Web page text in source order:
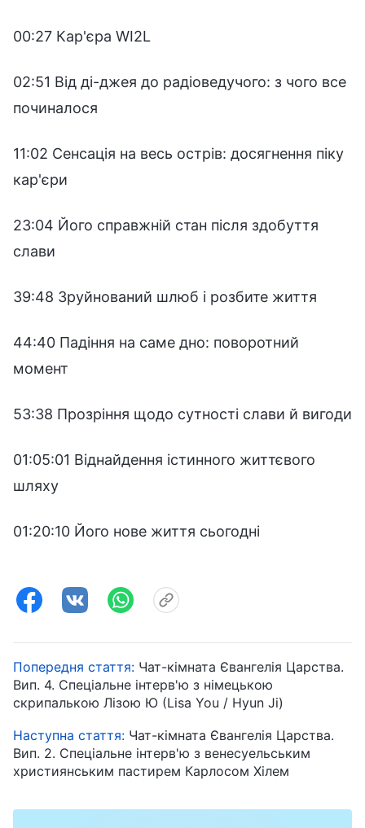
00:27 Кар'єра WI2L
02:51 Від ді-джея до радіоведучого: з чого все
починалося
11:02 Сенсація на весь острів: досягнення піку
кар'єри
23:04 Його справжній стан після здобуття
слави
39:48 Зруйнований шлюб і розбите життя
44:40 Падіння на саме дно: поворотний
момент
53:38 Прозріння щодо сутності слави й вигоди
01:05:01 Віднайдення істинного життєвого
шляху
01:20:10 Його нове життя сьогодні
Попередня стаття: Чат-кімната Євангелія Царства.
Вип. 4. Спеціальне інтерв'ю з німецькою
скрипалькою Лізою Ю (Lisa You / Hyun Ji)
Наступна стаття: Чат-кімната Євангелія Царства.
Вип. 2. Спеціальне інтерв'ю з венесуельським
християнським пастирем Карлосом Хілем